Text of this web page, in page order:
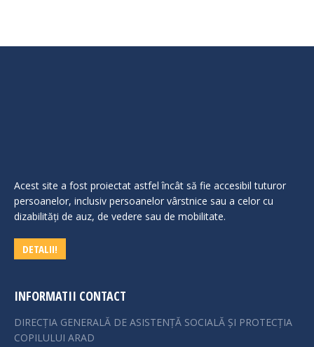
Acest site a fost proiectat astfel încât să fie accesibil tuturor
persoanelor, inclusiv persoanelor vârstnice sau a celor cu
dizabilităţi de auz, de vedere sau de mobilitate.
DETALII!
INFORMATII CONTACT
DIRECȚIA GENERALĂ DE ASISTENȚĂ SOCIALĂ ȘI PROTECȚIA
COPILULUI ARAD